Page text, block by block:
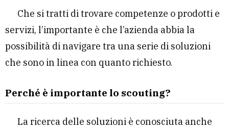
Che si tratti di trovare competenze o prodotti e
servizi, l’importante è che l’azienda abbia la
possibilità di navigare tra una serie di soluzioni
che sono in linea con quanto richiesto.
Perché è importante lo scouting?
La ricerca delle soluzioni è conosciuta anche